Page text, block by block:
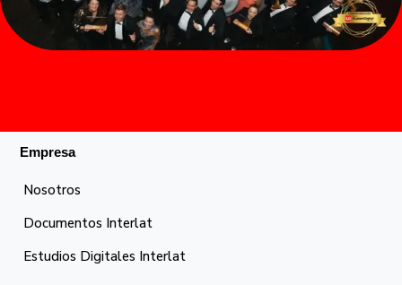
Empresa
Nosotros
Documentos Interlat
Estudios Digitales Interlat